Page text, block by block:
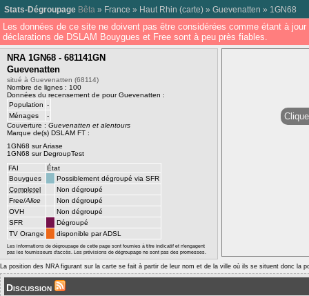
Stats-Dégroupage Bêta » France » Haut Rhin (carte) » Guevenatten » 1GN68
Les données de ce site ne doivent pas être considérées comme étant à
déclarations de DSLAM Bouygues et Free sont à peu près fiables.
NRA 1GN68 - 681141GN
Guevenatten
situé à Guevenatten (68114)
Nombre de lignes : 100
Données du recensement de pour Guevenatten :
Population -
Ménages
-
Couverture : Guevenatten et alentours
Marque de(s) DSLAM FT :
1GN68 sur Ariase
1GN68 sur DegroupTest
FAI
État
Bouygues
Possiblement dégroupé via SFR
Completel
Non dégroupé
Free/Alice
Non dégroupé
OVH
Non dégroupé
SFR
Dégroupé
TV Orange
disponible par ADSL
Les informations de dégroupage de cette page sont fournies à titre indicatif et n'engagent
pas les fournisseurs d'accès. Les prévisions de dégroupage ne sont pas des promesses.
La position des NRA figurant sur la carte se fait à partir de leur nom et de la ville où ils se situent donc la
Discussion